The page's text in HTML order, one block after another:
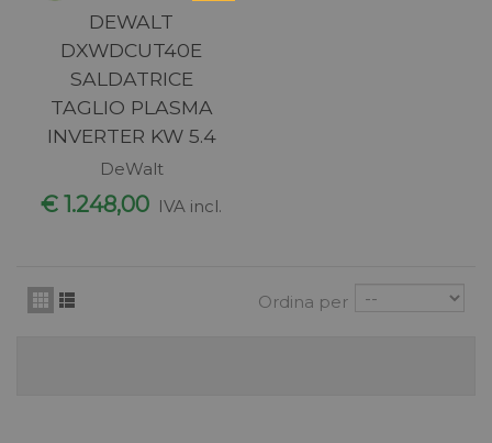
DEWALT
DXWDCUT40E
SALDATRICE
TAGLIO PLASMA
INVERTER KW 5.4
DeWalt
€ 1.248,00 IVA incl.
Ordina per